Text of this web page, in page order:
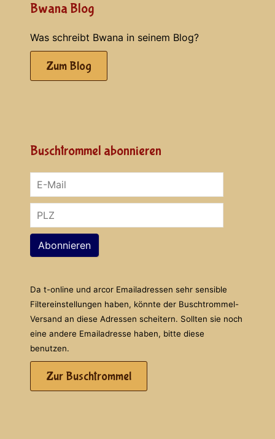
Bwana Blog
Was schreibt Bwana in seinem Blog?
Zum Blog
Buschtrommel abonnieren
Abonnieren
Da t-online und arcor Emailadressen sehr sensible
Filtereinstellungen haben, könnte der Buschtrommel-
Versand an diese Adressen scheitern. Sollten sie noch
eine andere Emailadresse haben, bitte diese
benutzen.
Zur Buschtrommel